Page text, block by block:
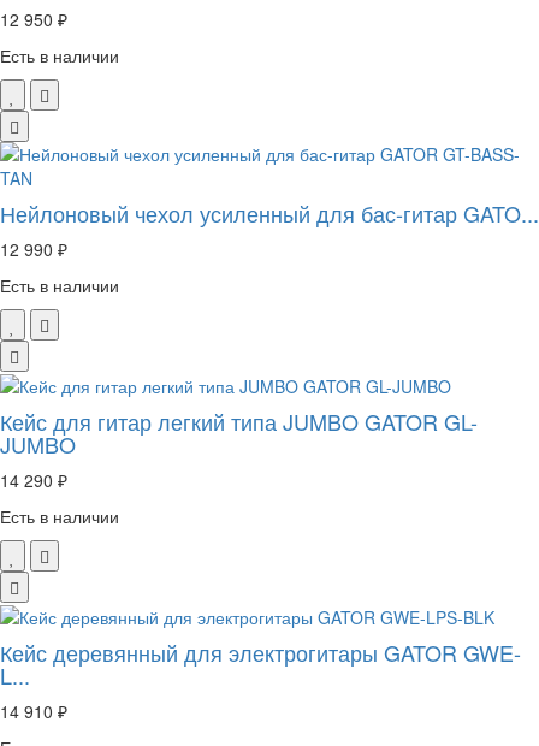
12 950 ₽
Есть в наличии
Нейлоновый чехол усиленный для бас-гитар GATO...
12 990 ₽
Есть в наличии
Кейс для гитар легкий типа JUMBO GATOR GL-
JUMBO
14 290 ₽
Есть в наличии
Кейс деревянный для электрогитары GATOR GWE-
L...
14 910 ₽